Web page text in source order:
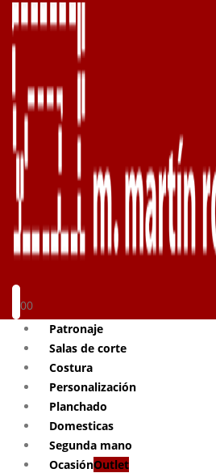
00
Patronaje
Salas de corte
Costura
Personalización
Planchado
Domesticas
Segunda mano
OcasiónOutlet